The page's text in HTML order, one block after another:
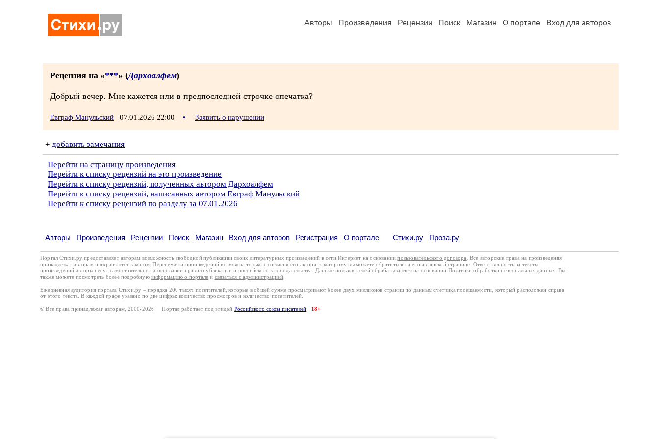
Авторы Произведения Рецензии Поиск Магазин О портале Вход для авторов
Рецензия на «***» (Дархоалфем)
Добрый вечер. Мне кажется или в предпоследней строчке опечатка?
Евграф Манульский 07.01.2026 22:00 • Заявить о нарушении
+ добавить замечания
Перейти на страницу произведения
Перейти к списку рецензий на это произведение
Перейти к списку рецензий, полученных автором Дархоалфем
Перейти к списку рецензий, написанных автором Евграф Манульский
Перейти к списку рецензий по разделу за 07.01.2026
Авторы Произведения Рецензии Поиск Магазин Вход для авторов Регистрация О портале Стихи.ру Проза.ру
Портал Стихи.ру предоставляет авторам возможность свободной публикации своих литературных произведений в сети Интернет на основаниипользовательского договора
. Все авторские права на произведения
принадлежат авторам и охраняются законом . Перепечатка произведений возможна только с согласия его автора, к которому вы можете обратиться на его авторской странице. Ответственность за тексты
произведений авторы несут самостоятельно на основании правил публикации и российского законодательства . Данные пользователей обрабатываются на основании Политики обработки персональных данных
. Вы
также можете посмотреть более подробную информацию о портале и связаться с администрацией.
Ежедневная аудитория портала Стихи.ру – порядка 200 тысяч посетителей, которые в общей сумме просматривают более двух миллионов страниц по данным счетчика посещаемости, который расположен справа
от этого текста. В каждой графе указано по две цифры: количество просмотров и количество посетителей.
© Все права принадлежат авторам, 2000-2026 Портал работает под эгидой Российского союза писателей 18+